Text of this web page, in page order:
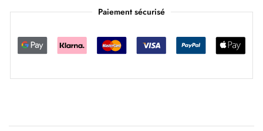
Paiement sécurisé